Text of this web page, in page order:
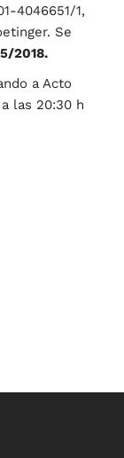
4046651/1,
Se
2018.
a Acto
las 20:30 h